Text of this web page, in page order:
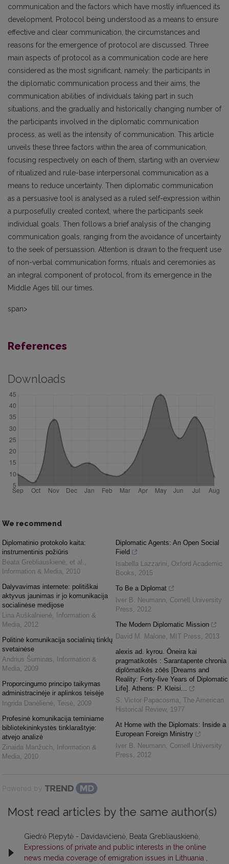
communication and the factors which have mostly influenced its
development. Protocol being understood as a means to ensure
effective and clear communication, the circumstances and
reasons for the emergence of protocol are discussed. Three
main aspects of protocol as a communication code are here
considered as the most significant, namely: the participants in
the diplomatic communication process and their aims, the
communication abilities of individuals taking part in such
situations, and the gradually and historically changing number of
the participants involved in the diplomatic communication
process, as well as the intensity of communication. This article
unveils these three factors within the area of communication,
focusing respectively on each of them, starting with an overview
of ritualized and rule-base interpersonal communication as a
means to reduce uncertainty. Then diplomatic communication
as a persuasive tool is analysed as a ruled self-expression within
a purposefully created context, where the participants seek
individual goals. Then follows a brief analysis of the changing
communication goals, ranging from the avoidance of uncertainty
to the seek of persuassion. Attention is drawn to the frequent use
of non-verbal communication forms, rituals and ceremonies as
an integral component of protocol, from its emergence in the
Middle Ages till our times.
span>
References
Downloads
We recommend
Diplomatinio protokolo kaita:
instrumentinis požiūris
Beata Grebliauskienė, et al. ,
Information & Media, 2010
Dalyvavimas internete: politiškai
aktyvus jaunimas ir jo komunikacija
socialinėse medijose
Lina Auškalnienė,
Information &
Media, 2012
Politinė komunikacija socialinių tinklų
svetainėse
Andrius Šuminas,
Information &
Media, 2009
Proporcingumo principo taikymas
administracinėje ir aplinkos teisėje
Ingrida Danėlienė, Teisė, 2009
Profesinė komunikacija teminiame
bibliotekininkystės tinklaraštyje:
atvejo analizė
Zinaida Manžuch,
Information &
Media, 2010
Diplomatic Agents: An Open Social
Field
Isabella Lazzarini, Oxford Academic
Books, 2015
To Be a Diplomat
Iver B. Neumann, Cornell University
Press, 2012
The Modern Diplomatic Mission
David M. Malone, MIT Press, 2013
alexis ad. kyrou. Ōneira kai
pragmatikotēs : Sarantapente chronia
diplōmatikēs zōēs [Dreams and
Reality: Forty-five Years of Diplomatic
Life]. Athens: P. Kleisi...
S. Victor Papacosma, The American
Historical Review, 1977
At Home with the Diplomats: Inside a
European Foreign Ministry
Iver B. Neumann, Cornell University
Press, 2012
Powered by
Most read articles by the same author(s)
Giedrė Plepytė - Davidavičienė, Beata Grebliauskienė,
Expressions of private and public interests in the online
news media coverage of emigration issues in Lithuania